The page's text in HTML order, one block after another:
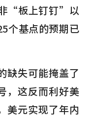
“板上钉钉”以
个基点的预期已
缺失可能掩盖了
，这反而利好美
美元实现了年内